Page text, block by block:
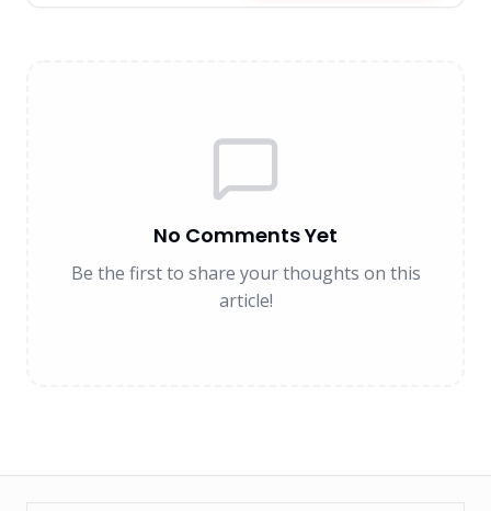
No Comments Yet
Be the first to share your thoughts on this
article!